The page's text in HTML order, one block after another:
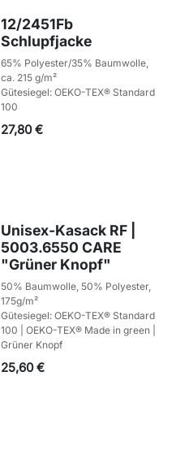
12/2451Fb
Schlupfjacke
65% Polyester/35% Baumwolle,
ca. 215 g/m²
Gütesiegel: OEKO-TEX® Standard
100
27,80€
Unisex-Kasack RF |
5003.6550 CARE
"Grüner Knopf"
50% Baumwolle, 50% Polyester,
175g/m²
Gütesiegel: OEKO-TEX® Standard
100 | OEKO-TEX® Made in green |
Grüner Knopf
25,60€